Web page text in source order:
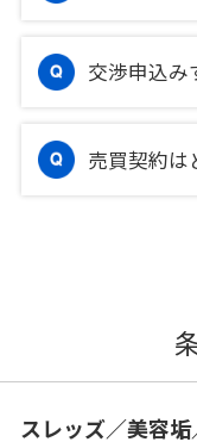
交渉申込み
売買契約は
スレッズ／美容